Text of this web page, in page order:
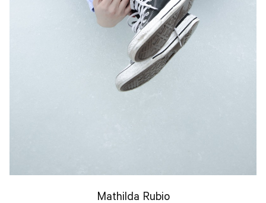
Mathilda Rubio